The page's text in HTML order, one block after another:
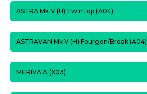
ASTRA Mk V (H) TwinTop (A04)
ASTRAVAN Mk V (H) Fourgon/Break (A04)
MERIVA A (X03)